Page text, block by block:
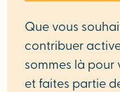
Que vous
contribuer
sommes là pour
et faites partie